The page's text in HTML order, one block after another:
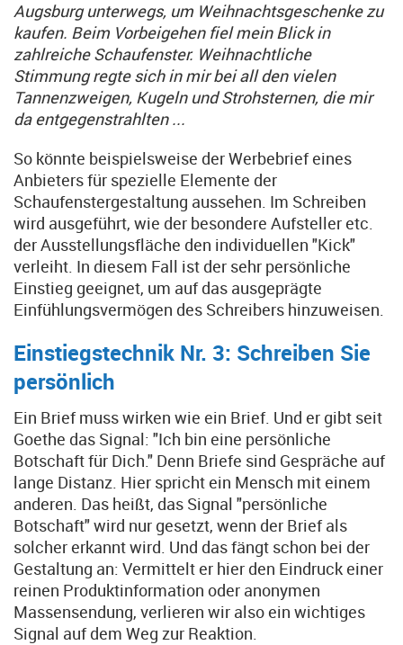
Augsburg unterwegs, um Weihnachtsgeschenke zu
kaufen. Beim Vorbeigehen fiel mein Blick in
zahlreiche Schaufenster. Weihnachtliche
Stimmung regte sich in mir bei all den vielen
Tannenzweigen, Kugeln und Strohsternen, die mir
da entgegenstrahlten ...
So könnte beispielsweise der Werbebrief eines
Anbieters für spezielle Elemente der
Schaufenstergestaltung aussehen. Im Schreiben
wird ausgeführt, wie der besondere Aufsteller etc.
der Ausstellungsfläche den individuellen "Kick"
verleiht. In diesem Fall ist der sehr persönliche
Einstieg geeignet, um auf das ausgeprägte
Einfühlungsvermögen des Schreibers hinzuweisen.
Einstiegstechnik Nr. 3: Schreiben Sie
persönlich
Ein Brief muss wirken wie ein Brief. Und er gibt seit
Goethe das Signal: "Ich bin eine persönliche
Botschaft für Dich." Denn Briefe sind Gespräche auf
lange Distanz. Hier spricht ein Mensch mit einem
anderen. Das heißt, das Signal "persönliche
Botschaft" wird nur gesetzt, wenn der Brief als
solcher erkannt wird. Und das fängt schon bei der
Gestaltung an: Vermittelt er hier den Eindruck einer
reinen Produktinformation oder anonymen
Massensendung, verlieren wir also ein wichtiges
Signal auf dem Weg zur Reaktion.